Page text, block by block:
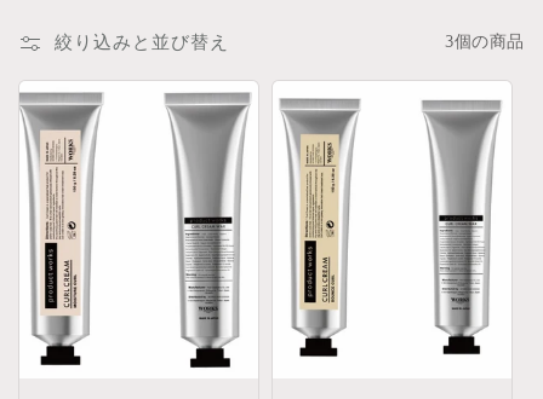
ク
シ
ョ
ン
絞り込みと並び替え 3個の商品